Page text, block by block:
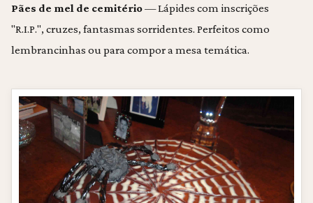
Pães de mel de cemitério— Lápides com inscrições
"R.I.P.", cruzes, fantasmas sorridentes. Perfeitos como
lembrancinhas ou para compor a mesa temática.